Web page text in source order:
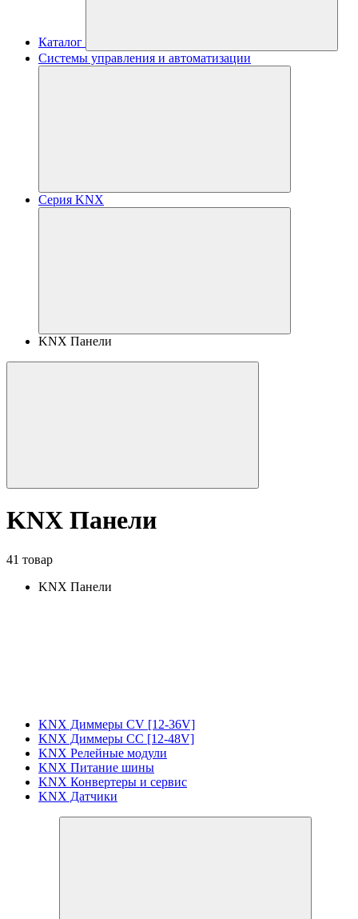
Каталог
Системы управления и автоматизации
Серия KNX
KNX Панели
KNX Панели
41 товар
KNX Панели
KNX Диммеры CV [12-36V]
KNX Диммеры CC [12-48V]
KNX Релейные модули
KNX Питание шины
KNX Конвертеры и сервис
KNX Датчики